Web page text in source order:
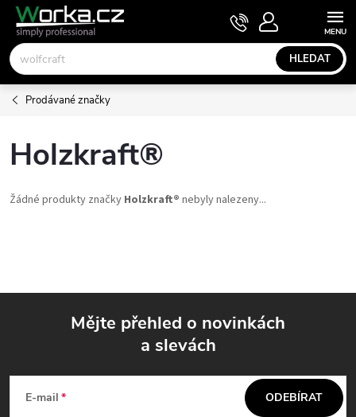
Přejít
obsah
HLEDAT
NÁKUPNÍ
KOŠÍK
Prodávané značky
Holzkraft®
Žádné produkty značky Holzkraft® nebyly nalezeny...
Mějte přehled o novinkách
a slevách
E-mail ODEBÍRAT